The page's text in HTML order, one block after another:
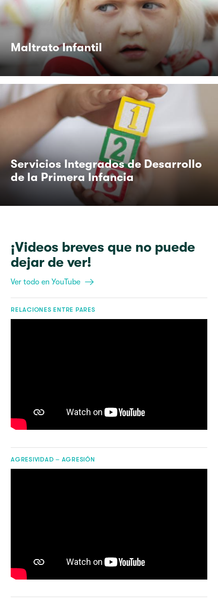
Maltrato Infantil
Servicios Integrados de Desarrollo
de la Primera Infancia
¡Videos breves que no puede
dejar de ver!
Ver todo en YouTube
RELACIONES ENTRE PARES
AGRESIVIDAD – AGRESIÓN